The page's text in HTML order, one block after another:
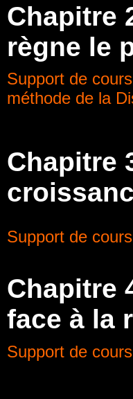
Chapitre
règne le
Support de cours
méthode de la
Chapitre
Support de cours
Chapitre
face à la
Support de cours